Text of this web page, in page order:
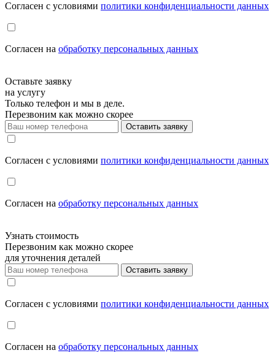
Cогласен с условиями политики конфиденциальности данных
Cогласен на обработку персональных данных
Оставьте заявку
на услугу
Только телефон и мы в деле.
Перезвоним как можно скорее
Оставить заявку
Cогласен с условиями политики конфиденциальности данных
Cогласен на обработку персональных данных
Узнать стоимость
Перезвоним как можно скорее
для уточнения деталей
Оставить заявку
Cогласен с условиями политики конфиденциальности данных
Cогласен на обработку персональных данных